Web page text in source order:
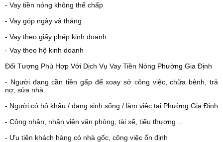
- Vay tiền nóng không thế chấp
- Vay góp ngày và tháng
- Vay theo giấy phép kinh doanh
- Vay theo hộ kinh doanh
Đối Tượng Phù Hợp Với Dịch Vụ Vay Tiền Nóng Phường Gia Định
- Người đang cần tiền gấp để xoay sở công việc, chữa bệnh, trả
nợ, sửa nhà…
- Người có hộ khẩu / đang sinh sống / làm việc tại Phường Gia Định
- Công nhân, nhân viên văn phòng, tài xế, tiểu thương…
- Ưu tiên khách hàng có nhà gốc, công việc ổn định